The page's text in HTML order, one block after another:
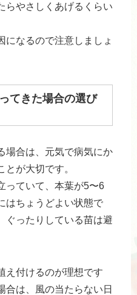
らやさしくあげるくらい
になるので注意しましょ
てきた場合の選び
場合は、元気で病気にか
が大切です。
っていて、本葉が5〜6
はちょうどよい状態で
ぐったりしている苗は避
え付けるのが理想です
合は、風の当たらない日